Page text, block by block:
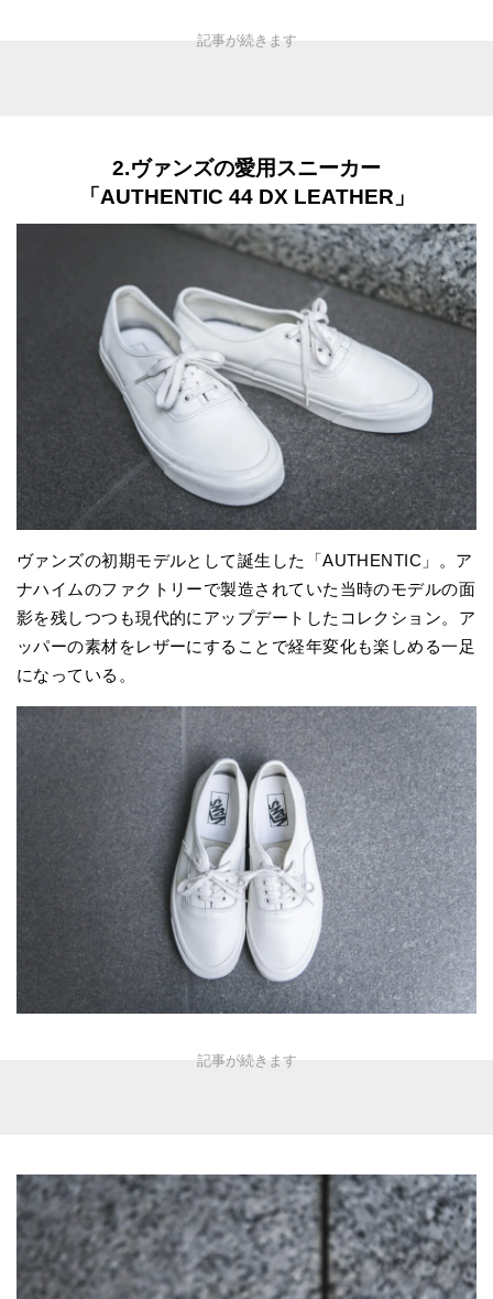
2.ヴァンズの愛用スニーカー
「AUTHENTIC 44 DX LEATHER」
ヴァンズの初期モデルとして誕生した「AUTHENTIC」。ア
ナハイムのファクトリーで製造されていた当時のモデルの面
影を残しつつも現代的にアップデートしたコレクション。ア
ッパーの素材をレザーにすることで経年変化も楽しめる一足
になっている。